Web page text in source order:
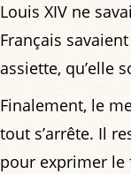
Louis XIV ne
Français
assiette, qu’elle
Finalement, le
tout s’arrête. Il
pour exprimer le